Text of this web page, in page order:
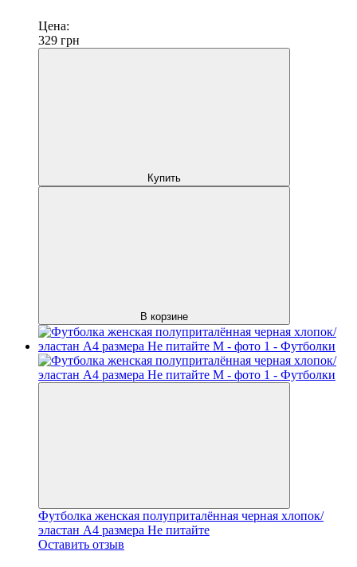
Цена:
329 грн
Купить
В корзине
Футболка женская полуприталённая черная хлопок/
эластан А4 размера Не питайте
Оставить отзыв